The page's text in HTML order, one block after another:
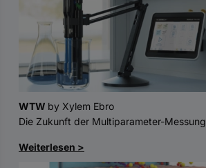
WTW by Xylem Ebro
Die Zukunft der Multiparameter-Messung
Weiterlesen >